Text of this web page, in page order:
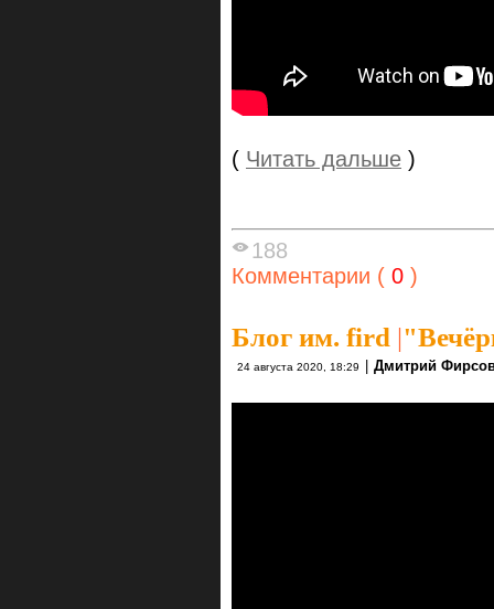
( Читать дальше )
188
Комментарии ( 0 )
Блог им. fird |
24 августа 2020, 18:29 | Дмитрий